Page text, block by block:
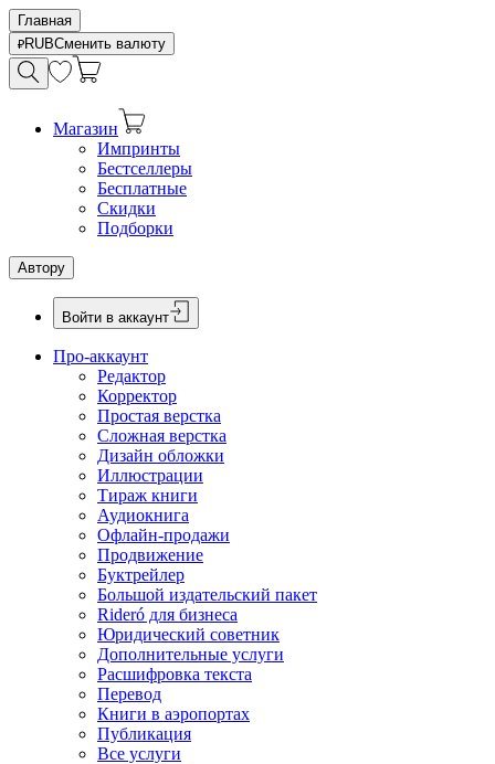
Главная
RUBСменить валюту
Магазин
Импринты
Бестселлеры
Бесплатные
Скидки
Подборки
Автору
Войти в аккаунт
Про-аккаунт
Редактор
Корректор
Простая верстка
Сложная верстка
Дизайн обложки
Иллюстрации
Тираж книги
Аудиокнига
Офлайн-продажи
Продвижение
Буктрейлер
Большой издательский пакет
Rideró для бизнеса
Юридический советник
Дополнительные услуги
Расшифровка текста
Перевод
Книги в аэропортах
Публикация
Все услуги